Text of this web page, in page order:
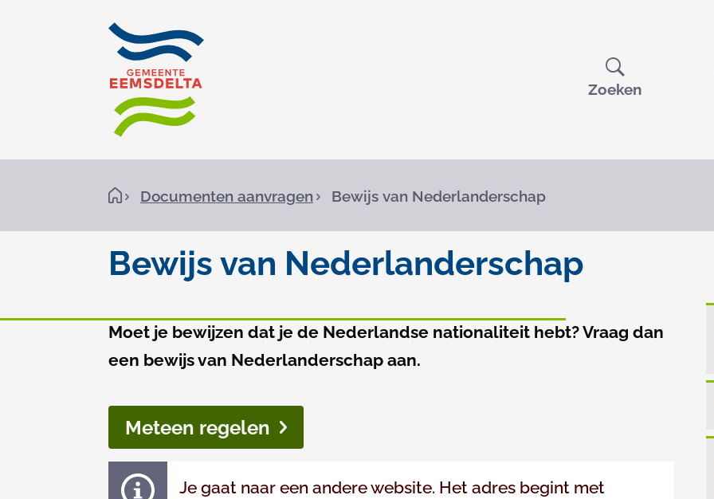
Open
Zoeken
Kruimelpad
H
m
e
Documenten aanvragen Bewijs van Nederlanderschap
Bewijs van Nederlanderschap
Bewijs
Nederlanderschap
AlgemeenMoet je bewijzen dat je de Nederlandse nationaliteit hebt? Vraag dan
een bewijs van Nederlanderschap aan.
Meteen regelen
Je gaat naar een andere website. Het adres begint met